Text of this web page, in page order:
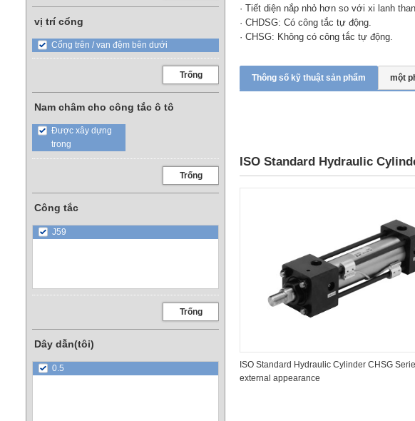
vị trí cổng
Cổng trên / van đệm bên dưới
Trống
Nam châm cho công tắc ô tô
Được xây dựng
trong
Trống
Công tắc
J59
Trống
Dây dẫn(tôi)
0.5
· Tiết diện nắp nhỏ hơn so với xi lanh
· CHDSG: Có công tắc tự động.
· CHSG: Không có công tắc tự động.
Thông số kỹ thuật sản phẩm một
ISO Standard Hydraulic
ISO Standard Hydraulic Cylinder CHSG
external appearance